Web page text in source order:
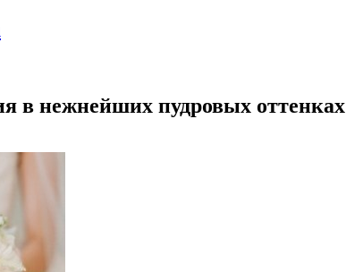
в нежнейших пудровых оттенках